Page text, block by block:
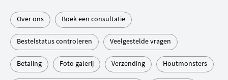
Over ons Boek een consultatie
Bestelstatus controleren Veelgestelde vragen
Betaling Foto galerij Verzending Houtmonsters